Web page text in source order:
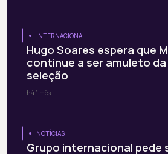
INTERNACIONAL
Hugo Soares espera que
continue a ser amuleto
seleção
há 1 mês
NOTÍCIAS
Grupo internacional pede